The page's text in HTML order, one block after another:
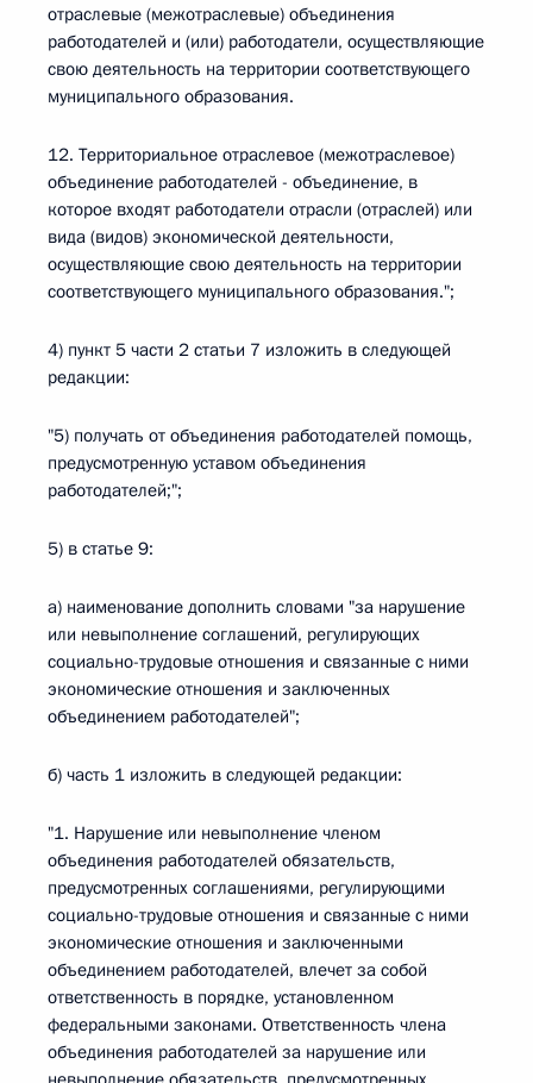
отраслевые (межотраслевые) объединения
работодателей и (или) работодатели, осуществляющие
свою деятельность на территории соответствующего
муниципального образования.
12. Территориальное отраслевое (межотраслевое)
объединение работодателей - объединение, в
которое входят работодатели отрасли (отраслей) или
вида (видов) экономической деятельности,
осуществляющие свою деятельность на территории
соответствующего муниципального образования.";
4) пункт 5 части 2 статьи 7 изложить в следующей
редакции:
"5) получать от объединения работодателей помощь,
предусмотренную уставом объединения
работодателей;";
5) в статье 9:
а) наименование дополнить словами "за нарушение
или невыполнение соглашений, регулирующих
социально-трудовые отношения и связанные с ними
экономические отношения и заключенных
объединением работодателей";
б) часть 1 изложить в следующей редакции:
"1. Нарушение или невыполнение членом
объединения работодателей обязательств,
предусмотренных соглашениями, регулирующими
социально-трудовые отношения и связанные с ними
экономические отношения и заключенными
объединением работодателей, влечет за собой
ответственность в порядке, установленном
федеральными законами. Ответственность члена
объединения работодателей за нарушение или